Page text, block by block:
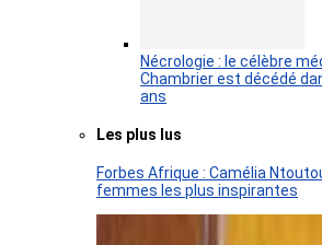
Nécrologie : le célèbre
Chambrier est décédé
ans
Les plus lus
Forbes Afrique : Camélia
femmes les plus inspirantes